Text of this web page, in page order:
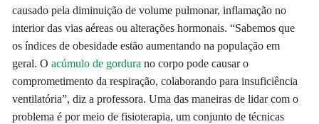
causado pela diminuição de volume pulmonar, inflamação no
interior das vias aéreas ou alterações hormonais. “Sabemos que
os índices de obesidade estão aumentando na população em
geral. Oacúmulo de gordura no corpo pode causar o
comprometimento da respiração, colaborando para insuficiência
ventilatória”, diz a professora. Uma das maneiras de lidar com o
problema é por meio de fisioterapia, um conjunto de técnicas